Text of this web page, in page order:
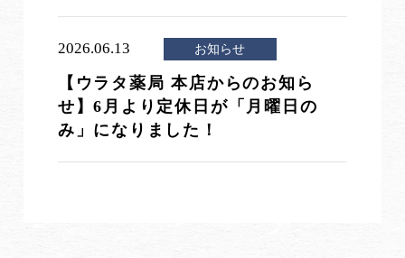
2026.06.13 お知らせ
【ウラタ薬局 本店からのお知ら
せ】6月より定休日が「月曜日の
み」になりました！